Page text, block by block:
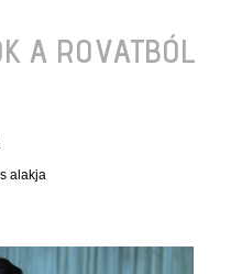
A ROVATBÓL
alakja